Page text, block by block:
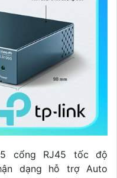
5 cổng RJ45 tốc độ
dạng hỗ trợ Auto